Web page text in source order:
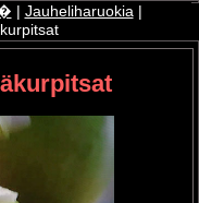
Jauheliharuokia|